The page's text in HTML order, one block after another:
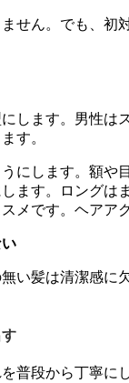
せん。でも、初
します。男性は
す。
にします。額や
ます。ロングは
メです。ヘアア
い髪は清潔感に
普段から丁寧に